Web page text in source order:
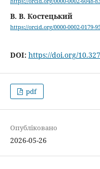
В. В. Костецький
https://orcid.org/0000-0002-0179-
DOI: https://doi.org/
pdf
Опубліковано
2026-05-26